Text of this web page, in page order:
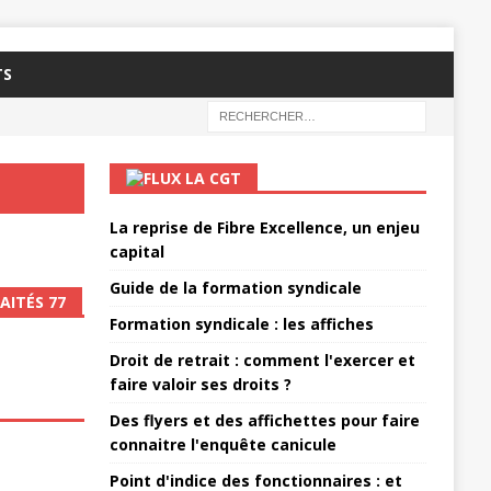
77
LA CGT
La reprise de Fibre Excellence, un enjeu
capital
Guide de la formation syndicale
Formation syndicale : les affiches
Droit de retrait : comment l'exercer et
faire valoir ses droits ?
Des flyers et des affichettes pour faire
connaitre l'enquête canicule
Point d'indice des fonctionnaires : et